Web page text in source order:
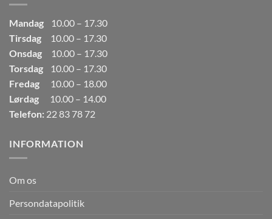
Mandag
10.00 – 17.30
Tirsdag
10.00 – 17.30
Onsdag
10.00 – 17.30
Torsdag
10.00 – 17.30
Fredag
10.00 – 18.00
Lørdag
10.00 – 14.00
Telefon: 22 83 78 72
INFORMATION
Om os
Persondatapolitik